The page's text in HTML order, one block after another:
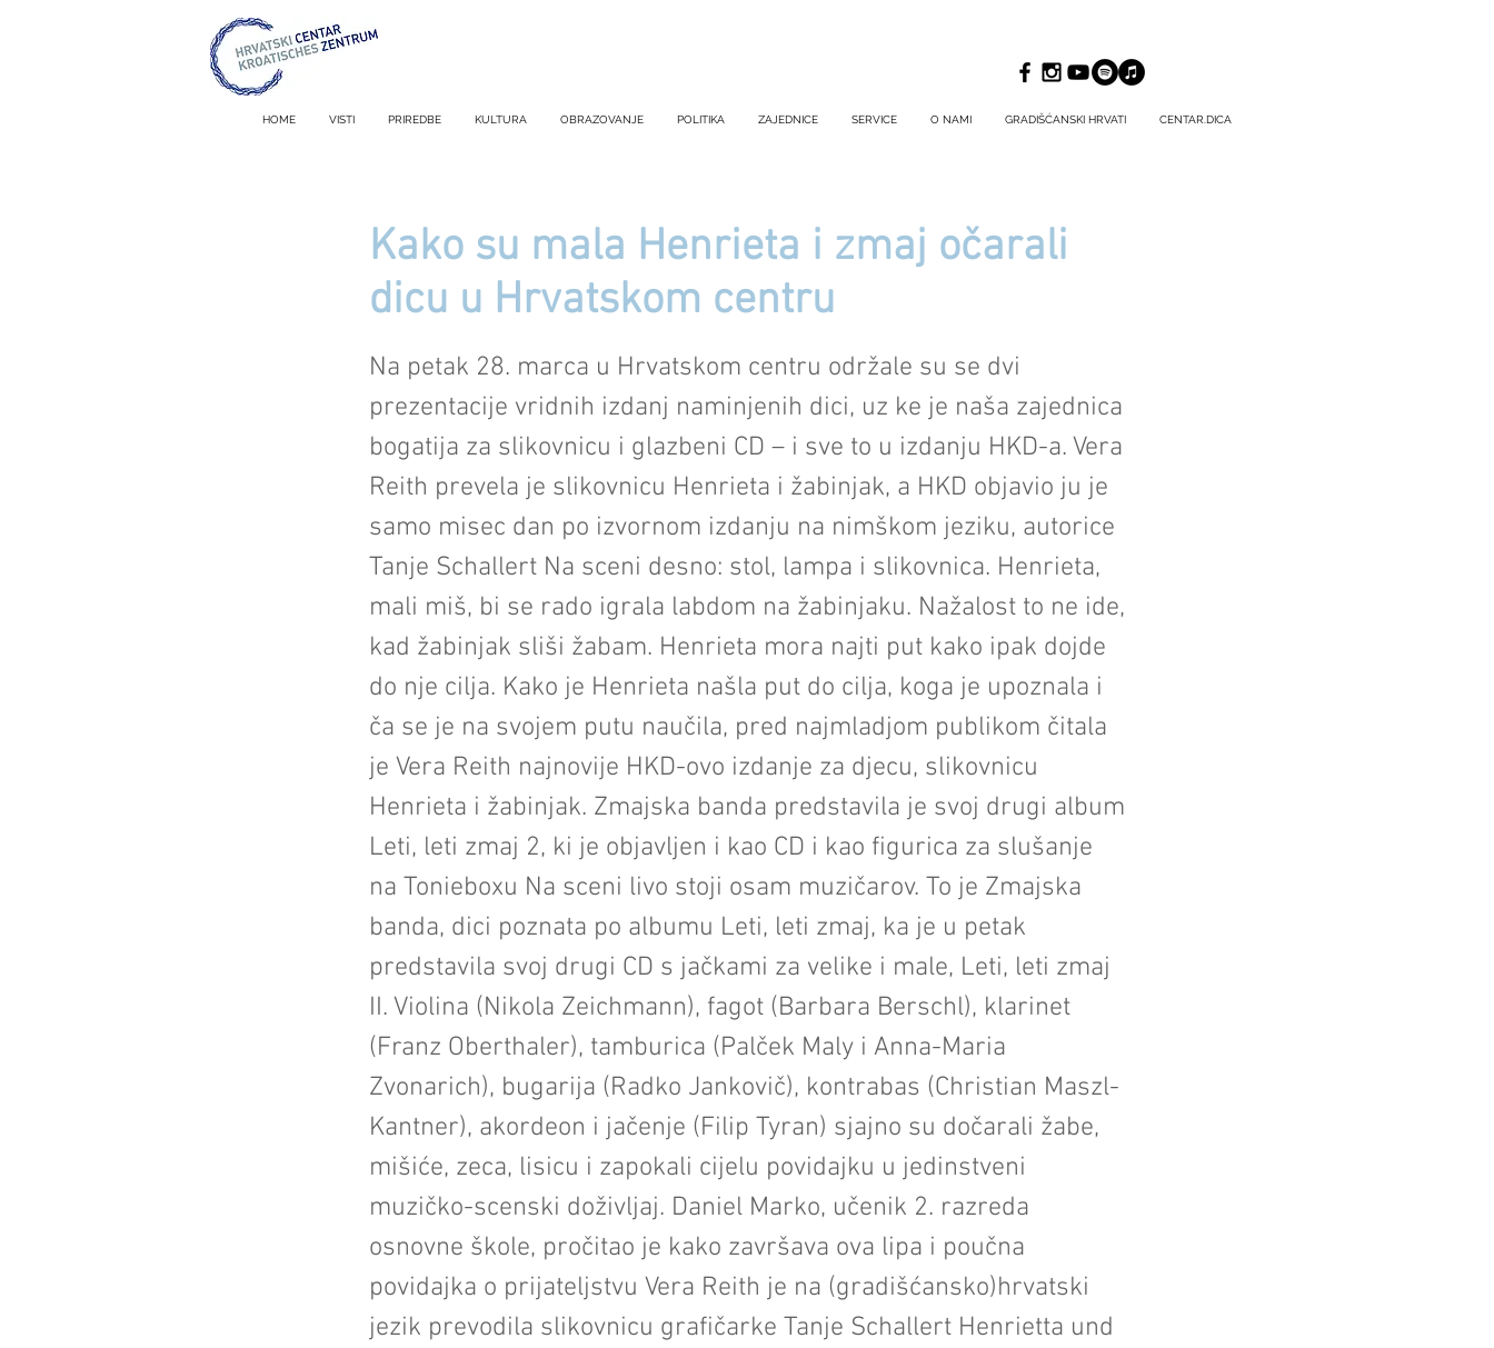
HOME VISTI PRIREDBE KULTURA OBRAZOVANJE POLITIKA ZAJEDNICE SERVICE O NAMI GRADIŠĆANSKI HRVATI CENTAR.DICA
Kako su mala Henrieta i zmaj očarali
dicu u Hrvatskom centru
Na petak 28. marca u Hrvatskom centru održale su se dvi
prezentacije vridnih izdanj naminjenih dici, uz ke je naša zajednica
bogatija za slikovnicu i glazbeni CD – i sve to u izdanju HKD-a. Vera
Reith prevela je slikovnicu Henrieta i žabinjak, a HKD objavio ju je
samo misec dan po izvornom izdanju na nimškom jeziku, autorice
Tanje Schallert Na sceni desno: stol, lampa i slikovnica. Henrieta,
mali miš, bi se rado igrala labdom na žabinjaku. Nažalost to ne ide,
kad žabinjak sliši žabam. Henrieta mora najti put kako ipak dojde
do nje cilja. Kako je Henrieta našla put do cilja, koga je upoznala i
ča se je na svojem putu naučila, pred najmladjom publikom čitala
je Vera Reith najnovije HKD-ovo izdanje za djecu, slikovnicu
Henrieta i žabinjak. Zmajska banda predstavila je svoj drugi album
Leti, leti zmaj 2, ki je objavljen i kao CD i kao figurica za slušanje
na Tonieboxu Na sceni livo stoji osam muzičarov. To je Zmajska
banda, dici poznata po albumu Leti, leti zmaj, ka je u petak
predstavila svoj drugi CD s jačkami za velike i male, Leti, leti zmaj
II. Violina (Nikola Zeichmann), fagot (Barbara Berschl), klarinet
(Franz Oberthaler), tamburica (Palček Maly i Anna-Maria
Zvonarich), bugarija (Radko Jankovič), kontrabas (Christian Maszl-
Kantner), akordeon i jačenje (Filip Tyran) sjajno su dočarali žabe,
mišiće, zeca, lisicu i zapokali cijelu povidajku u jedinstveni
muzičko-scenski doživljaj. Daniel Marko, učenik 2. razreda
osnovne škole, pročitao je kako završava ova lipa i poučna
povidajka o prijateljstvu Vera Reith je na (gradišćansko)hrvatski
jezik prevodila slikovnicu grafičarke Tanje Schallert Henrietta und